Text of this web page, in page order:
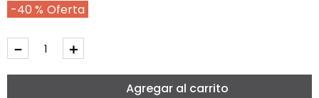
40 %
＋
－
Agregar al carrito